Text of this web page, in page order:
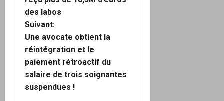
v
i
g
a
t
des labos
Suivant:
Une avocate obtient la
réintégration et le
paiement rétroactif du
salaire de trois soignantes
suspendues !